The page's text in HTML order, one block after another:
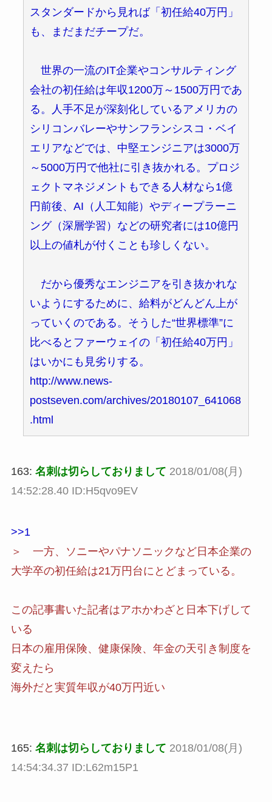
スタンダードから見れば「初任給40万円」
も、まだまだチープだ。
世界の一流のIT企業やコンサルティング
会社の初任給は年収1200万～1500万円であ
る。人手不足が深刻化しているアメリカの
シリコンバレーやサンフランシスコ・ベイ
エリアなどでは、中堅エンジニアは3000万
～5000万円で他社に引き抜かれる。プロジ
ェクトマネジメントもできる人材なら1億
円前後、AI（人工知能）やディープラーニ
ング（深層学習）などの研究者には10億円
以上の値札が付くことも珍しくない。
だから優秀なエンジニアを引き抜かれな
いようにするために、給料がどんどん上が
っていくのである。そうした“世界標準”に
比べるとファーウェイの「初任給40万円」
はいかにも見劣りする。
http://www.news-
postseven.com/archives/20180107_641068
.html
163: 名刺は切らしておりまして 2018/01/08(月)
14:52:28.40 ID:H5qvo9EV
>>1
＞ 一方、ソニーやパナソニックなど日本企業の
大学卒の初任給は21万円台にとどまっている。
この記事書いた記者はアホかわざと日本下げして
いる
日本の雇用保険、健康保険、年金の天引き制度を
変えたら
海外だと実質年収が40万円近い
165: 名刺は切らしておりまして 2018/01/08(月)
14:54:34.37 ID:L62m15P1